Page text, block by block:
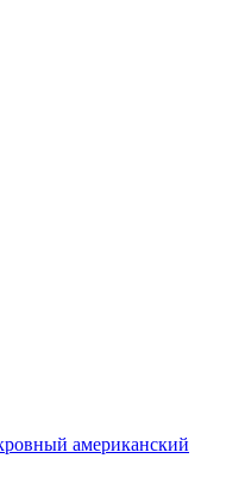
американский